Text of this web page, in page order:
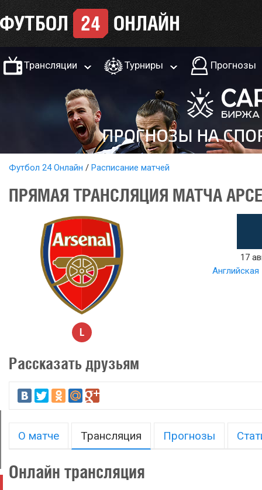
Трансляции Турниры Прогнозы
Футбол 24 Онлайн Расписание матчей
ПРЯМАЯ ТРАНСЛЯЦИЯ МАТЧА
L
17
Рассказать друзьям
О матче Трансляция Прогнозы
Онлайн трансляция